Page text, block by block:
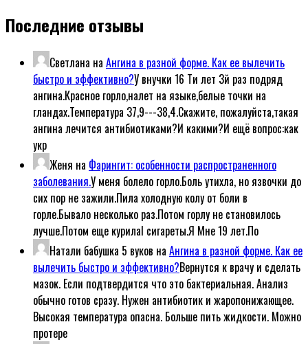
Последние отзывы
Светлана на Ангина в разной форме. Как ее вылечить
быстро и эффективно?У внучки 16 Ти лет 3й раз подряд
ангина.Красное горло,налет на языке,белые точки на
гландах.Температура 37,9---38,4.Скажите, пожалуйста,такая
ангина лечится антибиотиками?И какими?И ещё вопрос:как
укр
Женя на Фарингит: особенности распространенного
заболевания.У меня болело горло.Боль утихла, но язвочки до
сих пор не зажили.Пила холодную колу от боли в
горле.Бывало несколько раз.Потом горлу не становилось
лучше.Потом еще курилаl сигареты.Я Мне 19 лет.По
Натали бабушка 5 вуков на Ангина в разной форме. Как ее
вылечить быстро и эффективно?Вернутся к врачу и сделать
мазок. Если подтвердится что это бактериальная. Анализ
обычно готов сразу. Нужен антибиотик и жаропонижающее.
Высокая температура опасна. Больше пить жидкости. Можно
протере